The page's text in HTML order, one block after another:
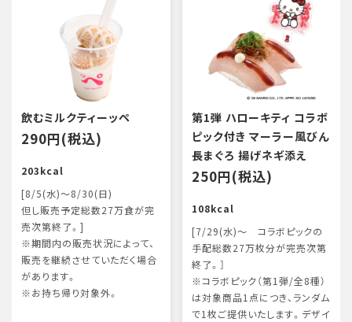
飲むミルクティーッペ
290円(税込)
203kcal
[8/5(水)～8/30(日)
但し販売予定総数27万食が完
売次第終了。]
※期間内の販売状況によって、
販売を継続させていただく場合
があります。
※お持ち帰り対象外。
第1弾 ハローキティ コラボ
ピック付き マーラー風びん
長まぐろ 揚げネギ添え
250円(税込)
108kcal
[7/29(水)～ コラボピックの
手配総数27万枚分が完売次第
終了。］
※コラボピック（第1弾/全8種）
は対象商品1点につき、ランダム
で1枚ご提供いたします。デザイ